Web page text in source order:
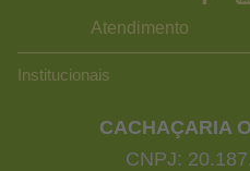
Atendimento
Institucionais
CACHAÇARIA
CNPJ: